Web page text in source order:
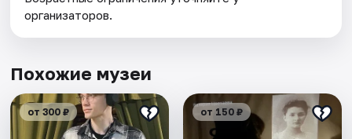
организаторов.
Похожие музеи
от 300 ₽ от 150 ₽